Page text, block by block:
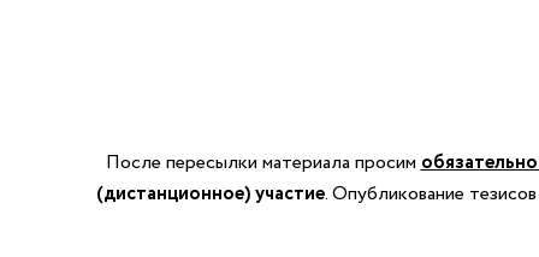
После пересылки материала просим
(дистанционное) участие. Опубликование